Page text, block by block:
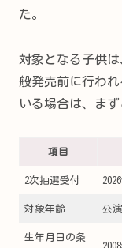
た。
対象となる子供
般発売前に行わ
いる場合は、ま
項目
2次抽選受付
対象年齢 公
生年月日の条